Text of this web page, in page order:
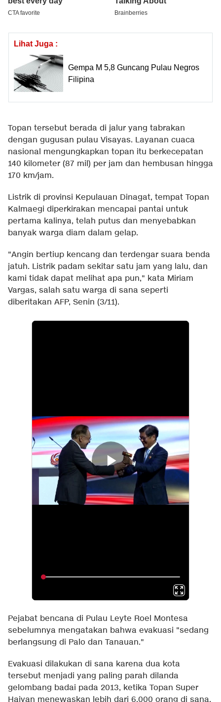
Lihat Juga :
Gempa M 5,8 Guncang Pulau Negros
Filipina
Topan tersebut berada di jalur yang tabrakan
dengan gugusan pulau Visayas. Layanan cuaca
nasional mengungkapkan topan itu berkecepatan
140 kilometer (87 mil) per jam dan hembusan hingga
170 km/jam.
Listrik di provinsi Kepulauan Dinagat, tempat Topan
Kalmaegi diperkirakan mencapai pantai untuk
pertama kalinya, telah putus dan menyebabkan
banyak warga diam dalam gelap.
"Angin bertiup kencang dan terdengar suara benda
jatuh. Listrik padam sekitar satu jam yang lalu, dan
kami tidak dapat melihat apa pun," kata Miriam
Vargas, salah satu warga di sana seperti
diberitakan AFP, Senin (3/11).
Pejabat bencana di Pulau Leyte Roel Montesa
sebelumnya mengatakan bahwa evakuasi "sedang
berlangsung di Palo dan Tanauan."
Evakuasi dilakukan di sana karena dua kota
tersebut menjadi yang paling parah dilanda
gelombang badai pada 2013, ketika Topan Super
Haiyan menewaskan lebih dari 6.000 orang di sana.